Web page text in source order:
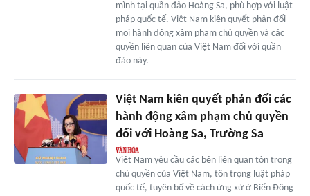
mình tại quần đảo Hoàng Sa, phù hợp với luật
pháp quốc tế. Việt Nam kiên quyết phản đối
mọi hành động xâm phạm chủ quyền và các
quyền liên quan của Việt Nam đối với quần
đảo này.
Việt Nam kiên quyết phản đối các
hành động xâm phạm chủ quyền
đối với Hoàng Sa, Trường Sa
Việt Nam yêu cầu các bên liên quan tôn trọng
chủ quyền của Việt Nam, tôn trọng luật pháp
quốc tế, tuyên bố về cách ứng xử ở Biển Đông